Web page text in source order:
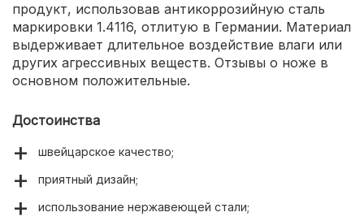
продукт, использовав антикоррозийную сталь
маркировки 1.4116, отлитую в Германии. Материал
выдерживает длительное воздействие влаги или
других агрессивных веществ. Отзывы о ноже в
основном положительные.
Достоинства
швейцарское качество;
приятный дизайн;
использование нержавеющей стали;